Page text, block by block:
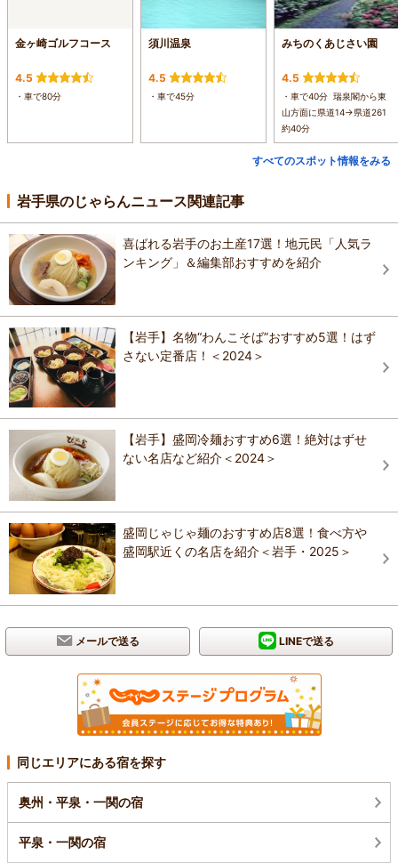
金ヶ崎ゴルフコース
4.5
・車で80分
須川温泉
4.5
・車で45分
みちのくあじさい園
4.5
・車で40分 瑞泉閣から東
山方面に県道14→県道261
約40分
すべてのスポット情報をみる
岩手県のじゃらんニュース関連記事
喜ばれる岩手のお土産17選！地元民「人気ラ
ンキング」＆編集部おすすめを紹介
【岩手】名物“わんこそば”おすすめ5選！はず
さない定番店！＜2024＞
【岩手】盛岡冷麺おすすめ6選！絶対はずせ
ない名店など紹介＜2024＞
盛岡じゃじゃ麺のおすすめ店8選！食べ方や
盛岡駅近くの名店を紹介＜岩手・2025＞
メールで送る LINEで送る
同じエリアにある宿を探す
奥州・平泉・一関の宿
平泉・一関の宿